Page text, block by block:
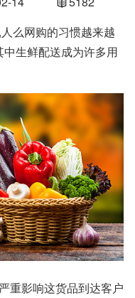
么网购的习惯越来越
生鲜配送成为许多用
重影响这货品到达客户